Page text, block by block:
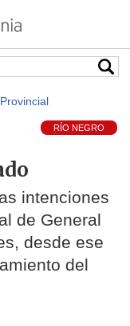
RÍO NEGRO
intenciones
de General
desde ese
del